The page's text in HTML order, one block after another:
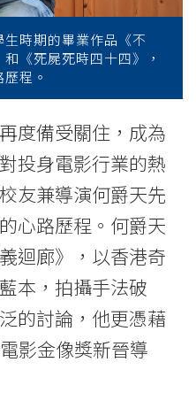
時期的畢業作品《不
《死屍死時四十四》，
程。
度備受關住，成為
投身電影行業的熱
友兼導演何爵天先
心路歷程。何爵天
迴廊》，以香港奇
本，拍攝手法破
的討論，他更憑藉
影金像獎新晉導